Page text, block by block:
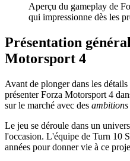
Aperçu du gameplay de
qui impressionne dès les
Présentation
Motorsport 4
Avant de plonger dans les
présenter Forza Motorsport 4
sur le marché avec des ambitions
Le jeu se déroule dans un
l'occasion. L'équipe de Turn 10
années pour donner vie à ce